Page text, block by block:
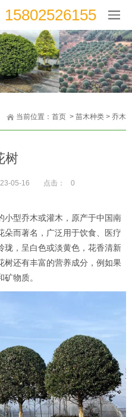
15802526155
当前位置： 首页 > 苗木种类 > 乔木
树
05-16 点击： 0
小型乔木或灌木，原产于中国南
朵而著名，广泛用于饮食、医疗
珑，呈白色或淡黄色，花香清新
树还有丰富的营养成分，例如果
物质。